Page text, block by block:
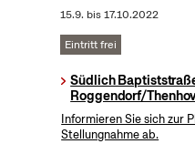
15.9. bis17.10.2022
Eintritt frei
Südlich
Roggendorf/
Informieren Sie sich zur
Stellungnahme ab.